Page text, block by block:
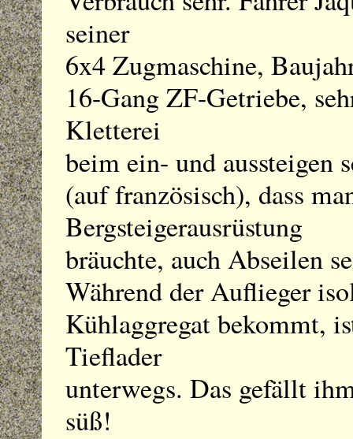
seiner
6x4 Zugmaschine,
16-Gang ZF-Getriebe,
Kletterei
beim ein- und aussteigen
(auf französisch), dass
Bergsteigerausrüstung
bräuchte, auch Abseilen
Während der Auflieger
Kühlaggregat bekommt,
Tieflader
unterwegs. Das gefällt
süß!